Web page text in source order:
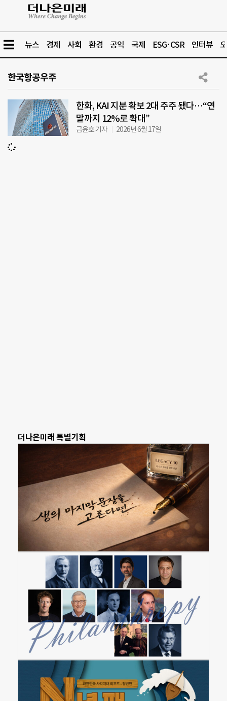
뉴스 경제 사회 환경 공익 국제 ESG·CSR 인터뷰
한국항공우주
한화, KAI 지분 확보 2대 주주 됐다…“연
말까지 12%로 확대”
금윤호 기자 2026년 6월 17일
더나은미래 특별기획